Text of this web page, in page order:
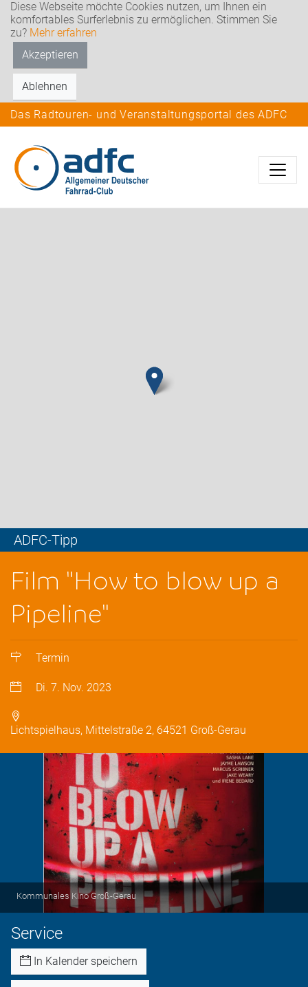
Diese Webseite möchte Cookies nutzen, um Ihnen ein
komfortables Surferlebnis zu ermöglichen. Stimmen Sie
zu? Mehr erfahren
Akzeptieren
Ablehnen
Das Radtouren- und Veranstaltungsportal des ADFC
ADFC-Tipp
Film "How to blow up a
Pipeline"
Termin
Di. 7. Nov. 2023
Lichtspielhaus, Mittelstraße 2, 64521 Groß-Gerau
Kommunales Kino Groß-Gerau
Service
In Kalender speichern